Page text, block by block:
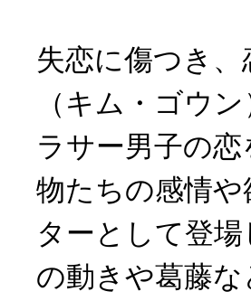
失恋に傷つき
（キム・ゴウ
ラサー男子の
物たちの感情
ターとして登
の動きや葛藤